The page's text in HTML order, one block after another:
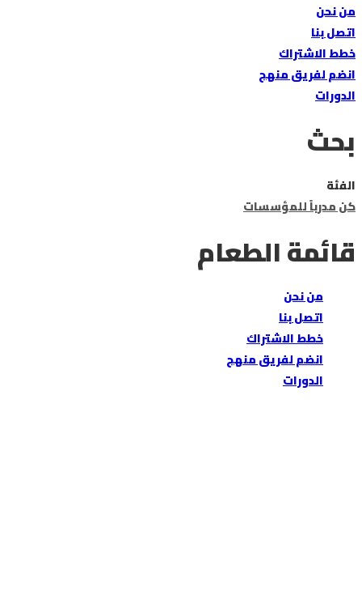
من نحن
اتصل بنا
خطط الاشتراك
انضم لفريق منهج
الدورات
بحث
الفئة
كن مدرباًللمؤسسات
قائمة الطعام
من نحن
اتصل بنا
خطط الاشتراك
انضم لفريق منهج
الدورات